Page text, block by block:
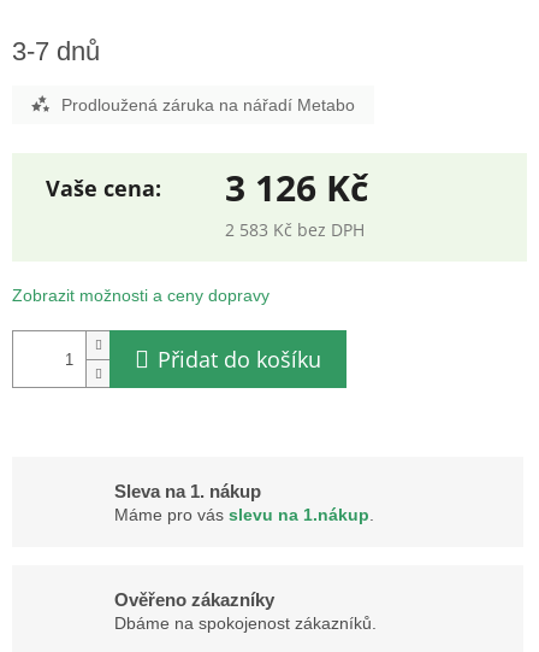
3-7 dnů
Prodloužená záruka na nářadí Metabo
3 126 Kč
2 583 Kč bez DPH
cena:
Zobrazit možnosti a ceny dopravy
Přidat do košíku
Sleva na 1. nákup
Máme pro vás slevu na 1.nákup
Ověřeno zákazníky
Dbáme na spokojenost zákazníků.